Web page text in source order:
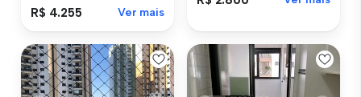
R$ 4.255 Ver mais